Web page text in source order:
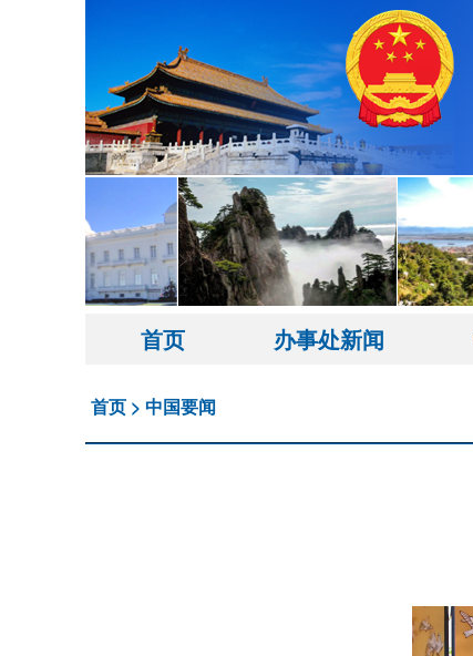
首页 办事处新闻
首页 > 中国要闻